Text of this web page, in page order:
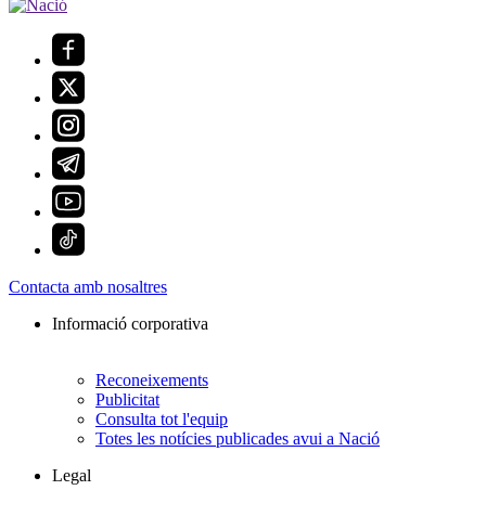
Contacta amb nosaltres
Informació corporativa
Reconeixements
Publicitat
Consulta tot l'equip
Totes les notícies publicades avui a Nació
Legal